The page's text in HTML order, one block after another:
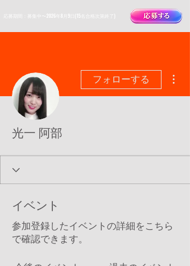
​応募期間：募集中〜2026年8月9日(15名合格次第終了)
フォローする
光一 阿部
イベント
参加登録したイベントの詳細をこちら
で確認できます。